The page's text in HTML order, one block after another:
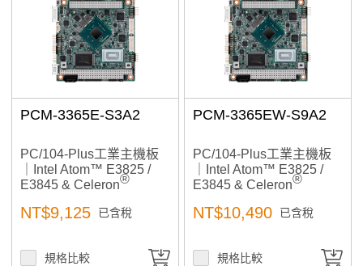
The Newest
Price: high–low
Price: low–high
A to Z
PCM-3365E-S3A2
PC/104-Plus工業主機板
｜Intel Atom™ E3825 /
E3845 & Celeron®
化, 高擴充與低功耗設計,
NT$9,125 已含稅
規格比較
PCM-3365EW-S9A2
PC/104-Plus工業主機板
｜Intel Atom™ E3825 /
E3845 & Celeron®
化, 高擴充與低功耗設計,
NT$10,490 已含稅
規格比較
產品已加入購物車